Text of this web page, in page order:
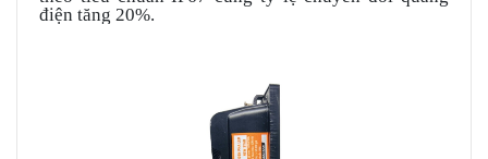
điện tăng 20%.